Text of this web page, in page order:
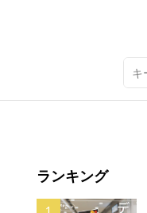
ランキング